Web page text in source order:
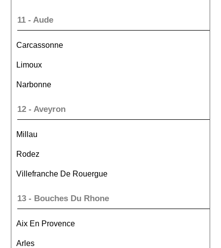
11 - Aude
Carcassonne
Limoux
Narbonne
12 - Aveyron
Millau
Rodez
Villefranche De Rouergue
13 - Bouches Du Rhone
Aix En Provence
Arles